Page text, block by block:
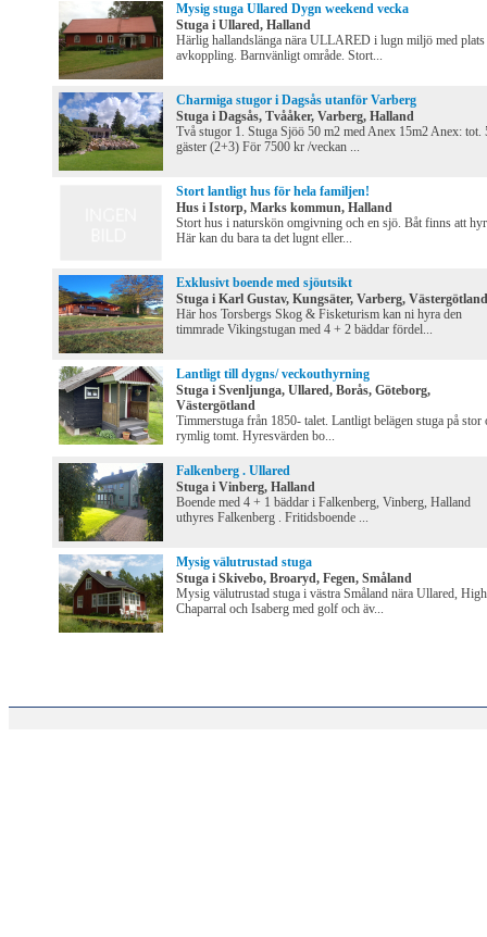
Mysig stuga Ullared Dygn weekend vecka
Stuga i Ullared, Halland
Härlig hallandslänga nära ULLARED i lugn miljö med
avkoppling. Barnvänligt område. Stort...
Charmiga stugor i Dagsås utanför Varberg
Stuga i Dagsås, Tvååker, Varberg, Halland
Två stugor 1. Stuga Sjöö 50 m2 med Anex 15m2 Anex: tot.
gäster (2+3) För 7500 kr /veckan ...
Stort lantligt hus för hela familjen!
Hus i Istorp, Marks kommun, Halland
Stort hus i naturskön omgivning och en sjö. Båt finns att
Här kan du bara ta det lugnt eller...
Exklusivt boende med sjöutsikt
Stuga i Karl Gustav, Kungsäter, Varberg, Västergötland
Här hos Torsbergs Skog & Fisketurism kan ni hyra den
timmrade Vikingstugan med 4 + 2 bäddar fördel...
Lantligt till dygns/ veckouthyrning
Stuga i Svenljunga, Ullared, Borås, Göteborg,
Västergötland
Timmerstuga från 1850- talet. Lantligt belägen stuga på stor
rymlig tomt. Hyresvärden bo...
Falkenberg . Ullared
Stuga i Vinberg, Halland
Boende med 4 + 1 bäddar i Falkenberg, Vinberg, Halland
uthyres Falkenberg . Fritidsboende ...
Mysig välutrustad stuga
Stuga i Skivebo, Broaryd, Fegen, Småland
Mysig välutrustad stuga i västra Småland nära Ullared, High
Chaparral och Isaberg med golf och äv...